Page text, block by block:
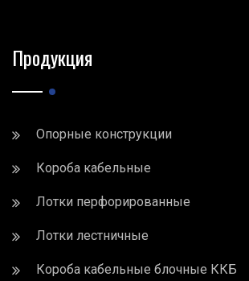
Продукция
Опорные конструкции
Короба кабельные
Лотки перфорированные
Лотки лестничные
Короба кабельные блочные ККБ